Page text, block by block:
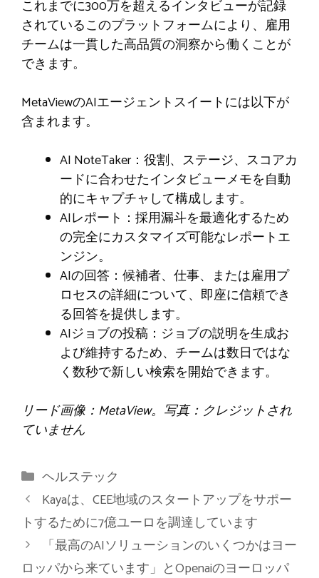
これまでに300万を超えるインタビューが記録
されているこのプラットフォームにより、雇用
チームは一貫した高品質の洞察から働くことが
できます。
MetaViewのAIエージェントスイートには以下が
含まれます。
AI NoteTaker：役割、ステージ、スコアカ
ードに合わせたインタビューメモを自動
的にキャプチャして構成します。
AIレポート：採用漏斗を最適化するため
の完全にカスタマイズ可能なレポートエ
ンジン。
AIの回答：候補者、仕事、または雇用プ
ロセスの詳細について、即座に信頼でき
る回答を提供します。
AIジョブの投稿：ジョブの説明を生成お
よび維持するため、チームは数日ではな
く数秒で新しい検索を開始できます。
リード画像：MetaView。写真：クレジットされ
ていません
カ
テ
ゴ
リ
ー
ヘルステック
Kayaは、CEE地域のスタートアップをサポー
トするために7億ユーロを調達しています
「最高のAIソリューションのいくつかはヨー
ロッパから来ています」とOpenaiのヨーロッパ